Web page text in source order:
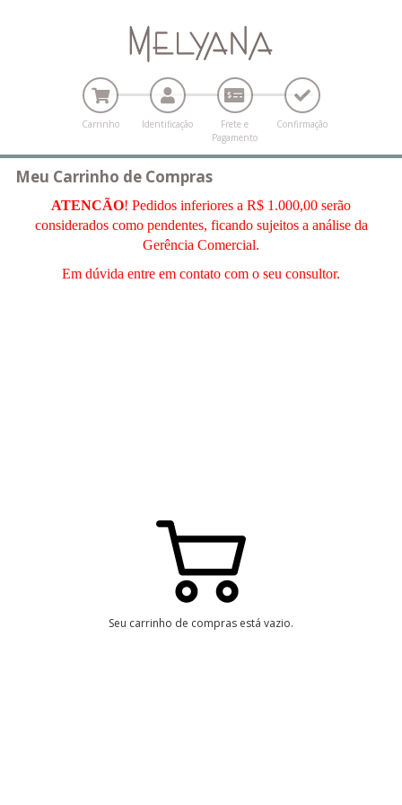
Carrinho Identificação
Frete e
Pagamento
Confirmação
Meu Carrinho de Compras
ATENCÃO! Pedidos inferiores a R$ 1.000,00 serão
considerados como pendentes, ficando sujeitos a análise da
Gerência Comercial.
Em dúvida entre em contato com o seu consultor.
Seu carrinho de compras está vazio.